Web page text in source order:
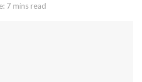
7 mins read